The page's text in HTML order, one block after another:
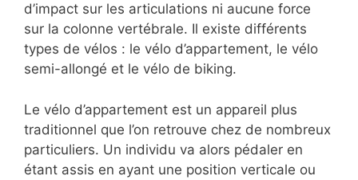
d’impact sur les articulations ni aucune force
sur la colonne vertébrale. Il existe différents
types de vélos : le vélo d’appartement, le vélo
semi-allongé et le vélo de biking.
Le vélo d’appartement est un appareil plus
traditionnel que l’on retrouve chez de nombreux
particuliers. Un individu va alors pédaler en
étant assis en ayant une position verticale ou